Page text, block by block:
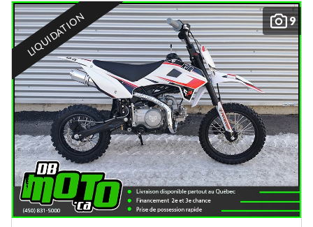
9
LIQUIDATION